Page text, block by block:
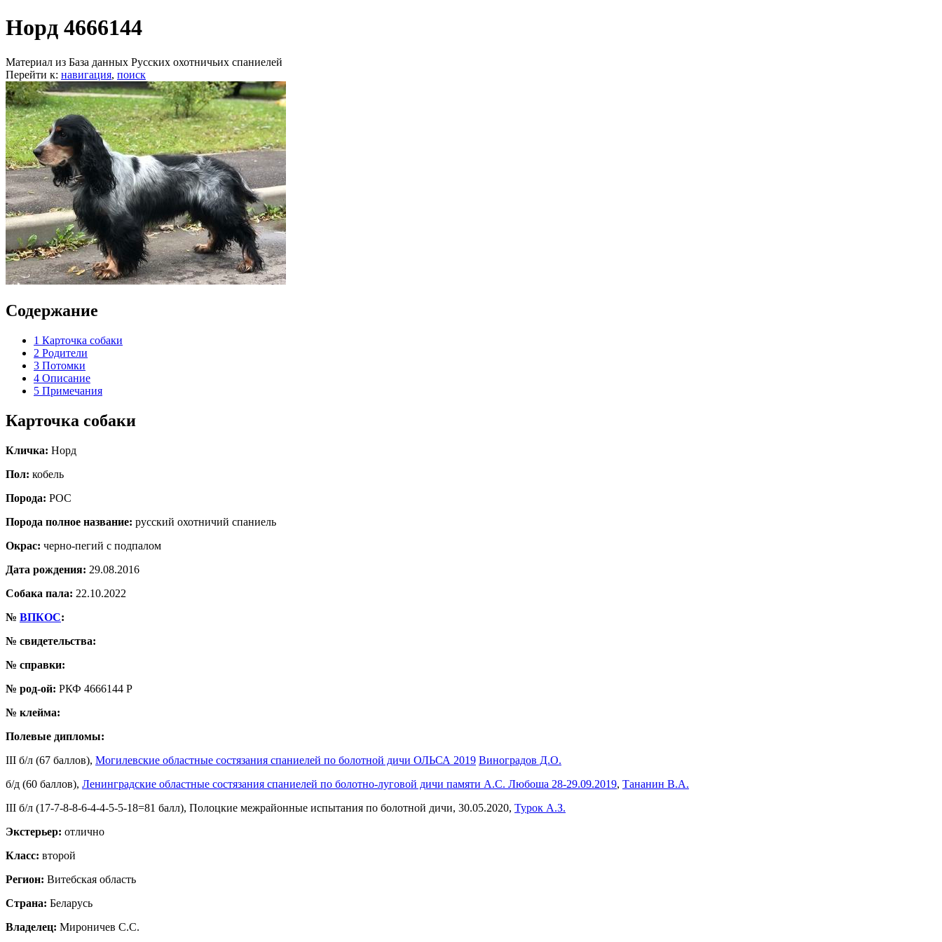
Норд 4666144
Материал из База данных Русских охотничьих спаниелей
Перейти к: навигация, поиск
Содержание
1 Карточка собаки
2 Родители
3 Потомки
4 Описание
5 Примечания
Карточка собаки
Кличка: Норд
Пол: кобель
Порода: РОС
Порода полное название: русский охотничий спаниель
Окрас: черно-пегий с подпалом
Дата рождения: 29.08.2016
Собака пала: 22.10.2022
№ ВПКОС:
№ свидетельства:
№ справки:
№ род-ой: РКФ 4666144 Р
№ клейма:
Полевые дипломы:
III б/л (67 баллов), Могилевские областные состязания спаниелей по болотной дичи ОЛЬСА 2019 Виноградов Д.О.
б/д (60 баллов), Ленинградские областные состязания спаниелей по болотно-луговой дичи памяти А.С. Любоша 28-29.09.2019, Тананин В.А.
III б/л (17-7-8-8-6-4-4-5-5-18=81 балл), Полоцкие межрайонные испытания по болотной дичи, 30.05.2020, Турок А.З.
Экстерьер: отлично
Класс: второй
Регион: Витебская область
Страна: Беларусь
Владелец: Мироничев С.С.